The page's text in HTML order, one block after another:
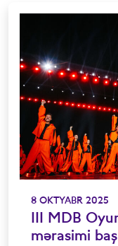
8 OKTYABR 2025
III MDB
mərasimi